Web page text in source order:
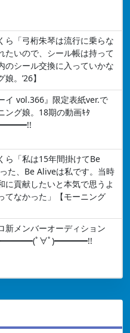
ら「弓桁朱琴は流行に乗らな
たいので、シール帳は持って
のシール交換に入っていかな
。’26】
イ vol.366』限定表紙ver.で
ング娘。18期の動画ｷﾀ
ら「私は15年間掛けてBe
た、Be Aliveは私です。当時
に貢献したいと本気で思うよ
てなかった」【モーニング
新メンバーオーディション
ｷﾀ━━━━(ﾟ∀ﾟ)━━━━!!